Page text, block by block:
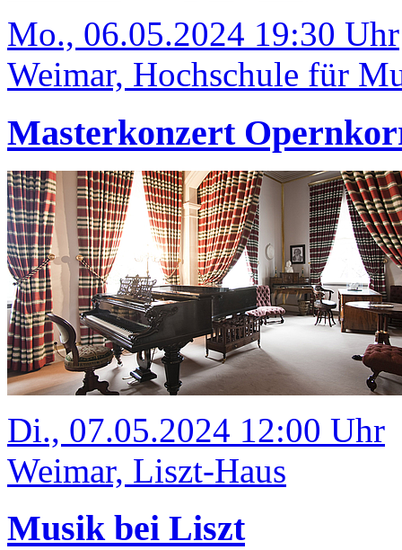
Mo., 06.05.2024 19:30 Uhr
Weimar, Hochschule für
Masterkonzert
Di., 07.05.2024 12:00 Uhr
Weimar, Liszt-Haus
Musik bei Liszt